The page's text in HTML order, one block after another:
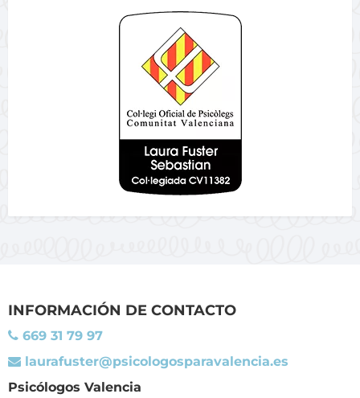
INFORMACIÓN DE CONTACTO
669 31 79 97
laurafuster@psicologosparavalencia.es
Psicólogos Valencia